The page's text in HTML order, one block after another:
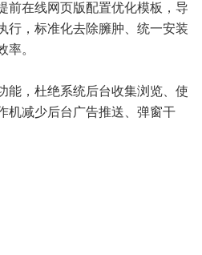
前在线网页版配置优化模板，导
行，标准化去除臃肿、统一安装
率。
能，杜绝系统后台收集浏览、使
机减少后台广告推送、弹窗干